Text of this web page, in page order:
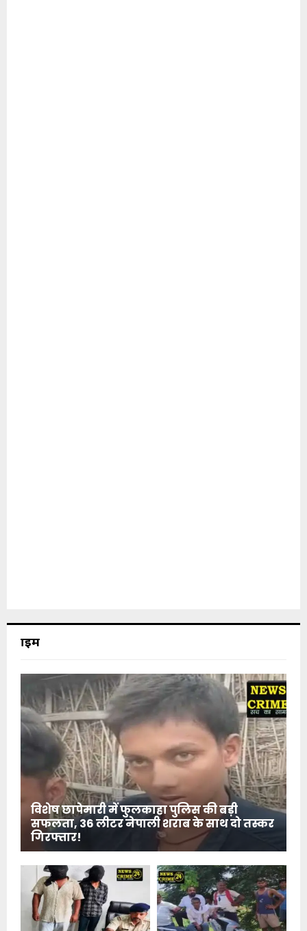
क्राइम
विशेष छापेमारी में फुलकाहा पुलिस की बड़ी
सफलता, 36 लीटर नेपाली शराब के साथ दो तस्कर
गिरफ्तार!